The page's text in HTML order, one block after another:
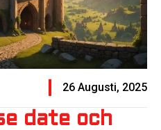
26 Augusti, 2025
date och